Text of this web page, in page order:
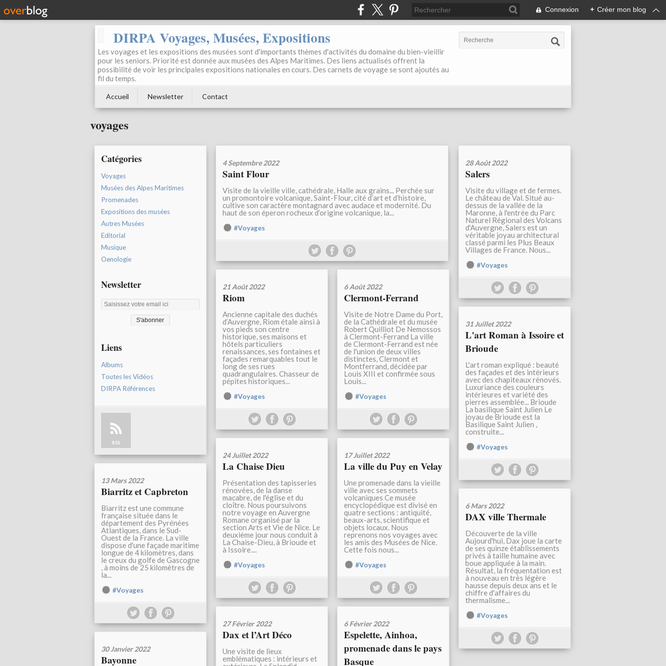
Connexion + Créer mon blog
DIRPA Voyages, Musées, Expositions
Les voyages et les expositions des musées sont d'importants thèmes d'activités du domaine du bien-vieillir
pour les seniors. Priorité est donnée aux musées des Alpes Maritimes. Des liens actualisés offrent la
possibilité de voir les principales expositions nationales en cours. Des carnets de voyage se sont ajoutés au
fil du temps.
Accueil Newsletter Contact
voyages
Catégories
Voyages
Musées des Alpes Maritimes
Promenades
Expositions des musées
Autres Musées
Editorial
Musique
Oenologie
Newsletter
Liens
Albums
Toutes les Vidéos
DIRPA Références
RSS
4 Septembre 2022
Saint Flour
Visite de la vieille ville, cathédrale, Halle aux grains... Perchée sur
un promontoire volcanique, Saint-Flour, cité d’art et d’histoire,
cultive son caractère montagnard avec audace et modernité. Du
haut de son éperon rocheux d’origine volcanique, la...
#Voyages
28 Août 2022
Salers
Visite du village et de fermes.
Le château de Val. Situé au-
dessus de la vallée de la
Maronne, à l'entrée du Parc
Naturel Régional des Volcans
d'Auvergne, Salers est un
véritable joyau architectural
classé parmi les Plus Beaux
Villages de France. Nous...
#Voyages
21 Août 2022
Riom
Ancienne capitale des duchés
d’Auvergne, Riom étale ainsi à
vos pieds son centre
historique, ses maisons et
hôtels particuliers
renaissances, ses fontaines et
façades remarquables tout le
long de ses rues
quadrangulaires. Chasseur de
pépites historiques...
#Voyages
6 Août 2022
Clermont-Ferrand
Visite de Notre Dame du Port,
de la Cathédrale et du musée
Robert Quilliot De Nemossos
à Clermont-Ferrand La ville
de Clermont-Ferrand est née
de l'union de deux villes
distinctes, Clermont et
Montferrand, décidée par
Louis XIII et confirmée sous
Louis...
#Voyages
31 Juillet 2022
L'art Roman à Issoire et
Brioude
L'art roman expliqué : beauté
des façades et des intérieurs
avec des chapiteaux rénovés.
Luxuriance des couleurs
intérieures et variété des
pierres assemblée... Brioude
La basilique Saint Julien Le
joyau de Brioude est la
Basilique Saint Julien ,
construite...
#Voyages
24 Juillet 2022
La Chaise Dieu
Présentation des tapisseries
rénovées, de la danse
macabre, de l'église et du
cloître. Nous poursuivons
notre voyage en Auvergne
Romane organisé par la
section Arts et Vie de Nice. Le
deuxième jour nous conduit à
La Chaise-Dieu, à Brioude et
à Issoire....
#Voyages
17 Juillet 2022
La ville du Puy en Velay
Une promenade dans la vieille
ville avec ses sommets
volcaniques Ce musée
encyclopédique est divisé en
quatre sections : antiquité,
beaux-arts, scientifique et
objets locaux. Nous
reprenons nos voyages avec
les amis des Musées de Nice.
Cette fois nous...
#Voyages
13 Mars 2022
Biarritz et Capbreton
Biarritz est une commune
française située dans le
département des Pyrénées
Atlantiques, dans le Sud-
Ouest de la France. La ville
dispose d'une façade maritime
longue de 4 kilomètres, dans
le creux du golfe de Gascogne
, à moins de 25 kilomètres de
la...
#Voyages
6 Mars 2022
DAX ville Thermale
Découverte de la ville
Aujourd'hui, Dax joue la carte
de ses quinze établissements
privés à taille humaine avec
boue appliquée à la main.
Résultat, la fréquentation est
à nouveau en très légère
hausse depuis deux ans et le
chiffre d'affaires du
thermalisme...
#Voyages
27 Février 2022
Dax et l’Art Déco
Une visite de lieux
emblématiques : intérieurs et
6 Février 2022
Espelette, Ainhoa,
promenade dans le pays
Basque
30 Janvier 2022
Bayonne